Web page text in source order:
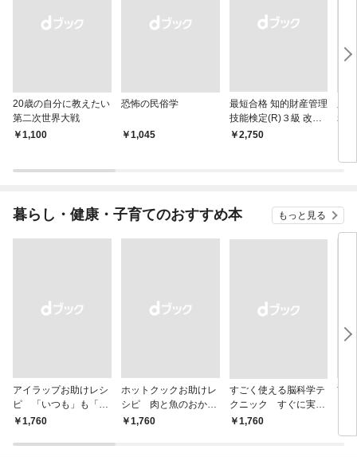
20歳の自分に教えたい
第二次世界大戦
￥1,100
恐怖の民俗学
￥1,045
最短合格 知的財産管理
技能検定(R)３級 改訂
２版
￥2,750
れ
暮らし・健康・子育てのおすすめ本 もっと見る
アイラップお助けレシ
ピ 「いつも」も「も
しも」もおいしい！
￥1,760
ホットクックお助けレ
シピ 肉と魚のおか
ず 少ない材料＆調味
￥1,760
すごく使える脳科学テ
クニック すぐに実践
したくなる
￥1,760
首
リ